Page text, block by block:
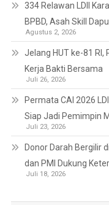
334 Relawan LDII
BPBD, Asah Skill
Agustus 2, 2026
Jelang HUT ke-81 RI,
Kerja Bakti Bersama
Juli 26, 2026
Permata CAI 2026
Siap Jadi Pemimpin
Juli 23, 2026
Donor Darah Bergilir
dan PMI Dukung
Juli 18, 2026